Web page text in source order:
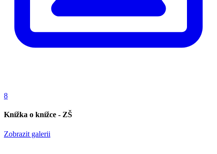
8
Knížka o knížce - ZŠ
Zobrazit galerii